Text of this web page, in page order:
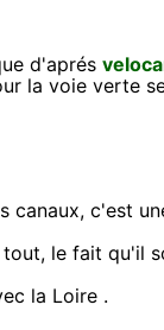
d'aprés
la voie verte
canaux, c'est
le fait qu'il
la Loire .